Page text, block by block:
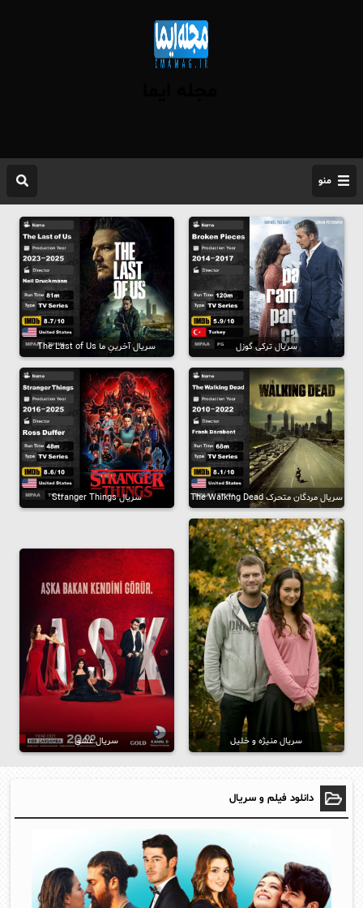
منو
سریال ترکی گوزل سریال آخرینِ ما The Last of Us
سریال مردگان متحرک The Walking Dead سریال Stranger Things
سریال منیژه و خلیل سریال عشق
دانلود فیلم و سریال